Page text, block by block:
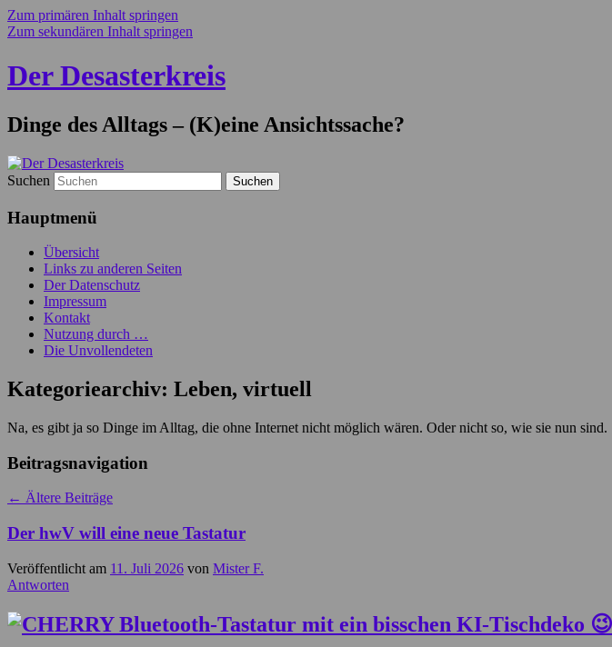
Zum primären Inhalt springen
Zum sekundären Inhalt springen
Der Desasterkreis
Dinge des Alltags – (K)eine Ansichtssache?
Suchen
Hauptmenü
Übersicht
Links zu anderen Seiten
Der Datenschutz
Impressum
Kontakt
Nutzung durch …
Die Unvollendeten
Kategoriearchiv: Leben, virtuell
Na, es gibt ja so Dinge im Alltag, die ohne Internet nicht möglich wären. Oder nicht so, wie sie nun sind.
Beitragsnavigation
← Ältere Beiträge
Der hwV will eine neue Tastatur
Veröffentlicht am 11. Juli 2026 von Mister F.
Antworten